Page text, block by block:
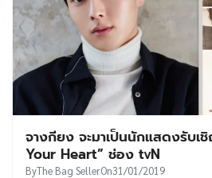
จางกียง จะมาเป็นนักแสดงรับเ
Your Heart” ช่อง tvN
ByThe Bag SellerOn31/01/2019